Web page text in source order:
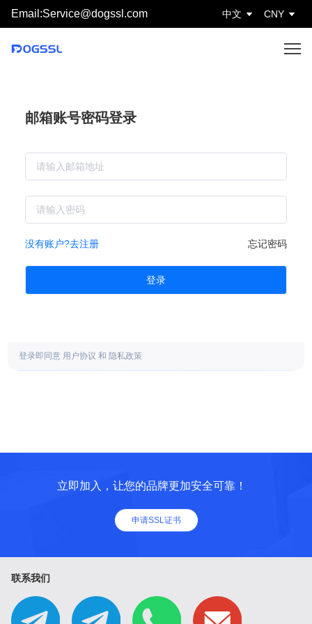
Email:Service@dogssl.com 中文 CNY
邮箱账号密码登录
没有账户?去注册 忘记密码
登录
登录即同意 用户协议和 隐私政策
立即加入，让您的品牌更加安全可靠！
申请SSL证书
联系我们